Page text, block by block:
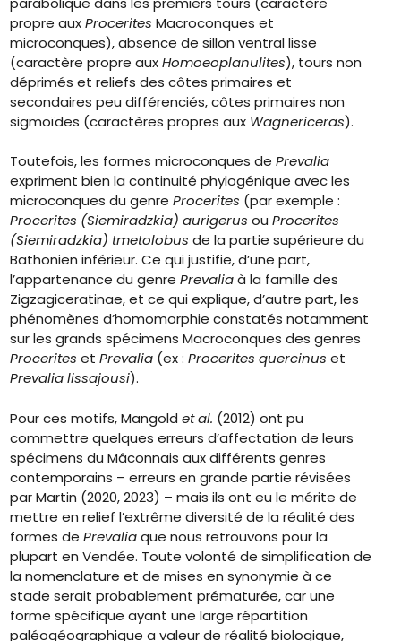
propre auxProcerites Macroconques et
microconques), absence de sillon ventral lisse
(caractère propre auxHomoeoplanulites), tours non
déprimés et reliefs des côtes primaires et
secondaires peu différenciés, côtes primaires non
sigmoïdes (caractères propres aux Wagnericeras).
Toutefois, les formes microconques dePrevalia
expriment bien la continuité phylogénique avec les
microconques du genreProcerites (par exemple :
Procerites (Siemiradzkia) aurigerus ouProcerites
(Siemiradzkia) tmetolobus de la partie supérieure du
Bathonien inférieur. Ce qui justifie, d’une part,
l’appartenance du genrePrevaliaà la famille des
Zigzagiceratinae, et ce qui explique, d’autre part, les
phénomènes d’homomorphie constatés notamment
sur les grands spécimens Macroconques des genres
Procerites etPrevalia (ex :Procerites quercinus et
Prevalia lissajousi).
Pour ces motifs, Mangoldet al. (2012) ont pu
commettre quelques erreurs d’affectation de leurs
spécimens du Mâconnais aux différents genres
contemporains – erreurs en grande partie révisées
par Martin (2020, 2023) – mais ils ont eu le mérite de
mettre en relief l’extrême diversité de la réalité des
formes dePrevaliaque nous retrouvons pour la
plupart en Vendée. Toute volonté de simplification de
la nomenclature et de mises en synonymie à ce
stade serait probablement prématurée, car une
forme spécifique ayant une large répartition
paléogéographique a valeur de réalité biologique,